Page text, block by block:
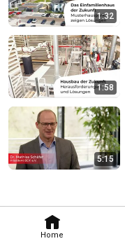
Home
1:32
1:58
5:15